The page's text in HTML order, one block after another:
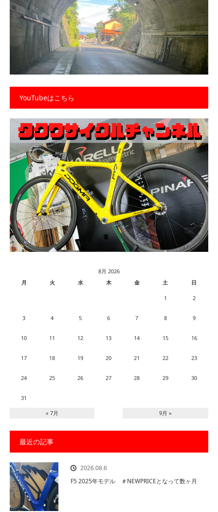
YouTubeはこちら
8月 2026
月
火 水 木 金 土 日
1 2
3 4 5 6 7 8 9
10 11 12 13 14 15 16
17 18 19 20 21 22 23
24 25 26 27 28 29 30
31
« 7月 9月 »
最近の記事
2026.08.6
F5 2025年モデル ＃NEWPRICEとなって数ヶ月